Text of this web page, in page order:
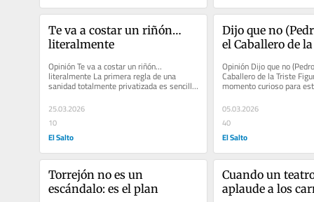
Te va a costar un riñón…
literalmente
Opinión Te va a costar un riñón…
literalmente La primera regla de una
sanidad totalmente privatizada es sencilla:
no te descuides —y, hagas lo...
25.03.2026
10
El Salto
Dijo que no
el Caballero de
Opinión Dijo que no
Caballero de la Triste
momento curioso para
instante casi inédito en el
05.03.2026
40
El Salto
Torrejón no es un
escándalo: es el plan
Cuando un
aplaude a los